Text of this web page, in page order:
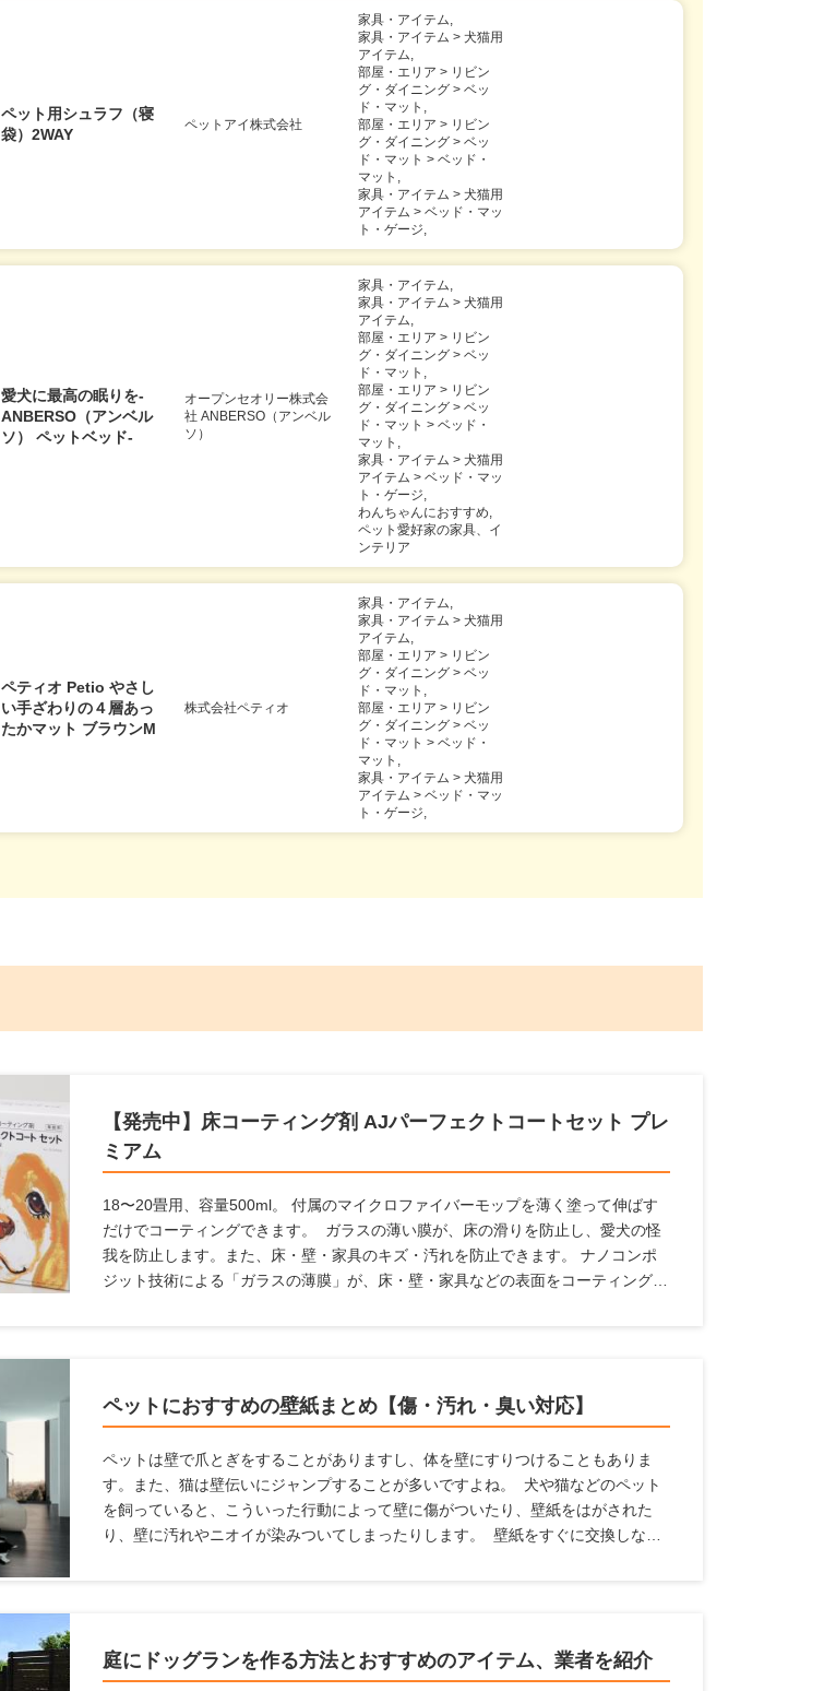
ペット用シュラフ（寝
袋）2WAY
ペットアイ株式会社
家具・アイテム,
家具・アイテム > 犬猫用
アイテム,
部屋・エリア > リビン
グ・ダイニング > ベッ
ド・マット,
部屋・エリア > リビン
グ・ダイニング > ベッ
ド・マット > ベッド・
マット,
家具・アイテム > 犬猫用
アイテム > ベッド・マッ
ト・ゲージ,
愛犬に最高の眠りを-
ANBERSO（アンベル
ソ） ペットベッド-
オープンセオリー株式会
社 ANBERSO（アンベル
ソ）
家具・アイテム,
家具・アイテム > 犬猫用
アイテム,
部屋・エリア > リビン
グ・ダイニング > ベッ
ド・マット,
部屋・エリア > リビン
グ・ダイニング > ベッ
ド・マット > ベッド・
マット,
家具・アイテム > 犬猫用
アイテム > ベッド・マッ
ト・ゲージ,
わんちゃんにおすすめ,
ペット愛好家の家具、イ
ンテリア
ペティオ Petio やさし
い手ざわりの４層あっ
たかマット ブラウンM
株式会社ペティオ
家具・アイテム,
家具・アイテム > 犬猫用
アイテム,
部屋・エリア > リビン
グ・ダイニング > ベッ
ド・マット,
部屋・エリア > リビン
グ・ダイニング > ベッ
ド・マット > ベッド・
マット,
家具・アイテム > 犬猫用
アイテム > ベッド・マッ
ト・ゲージ,
【発売中】床コーティング剤 AJパーフェクトコートセット プレ
ミアム
18〜20畳用、容量500ml。 付属のマイクロファイバーモップを薄く塗って伸ばす
だけでコーティングできます。 ガラスの薄い膜が、床の滑りを防止し、愛犬の怪
我を防止します。また、床・壁・家具のキズ・汚れを防止できます。 ナノコンポ
ジット技術による「ガラスの薄膜」が、床・壁・家具などの表面をコーティング。
ペットにおすすめの壁紙まとめ【傷・汚れ・臭い対応】
ペットは壁で爪とぎをすることがありますし、体を壁にすりつけることもありま
す。また、猫は壁伝いにジャンプすることが多いですよね。 犬や猫などのペット
を飼っていると、こういった行動によって壁に傷がついたり、壁紙をはがされた
り、壁に汚れやニオイが染みついてしまったりします。 壁紙をすぐに交換しなく
庭にドッグランを作る方法とおすすめのアイテム、業者を紹介